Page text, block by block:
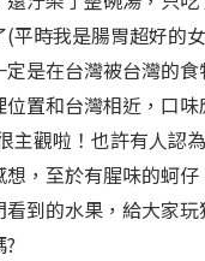
平時我是腸胃超好的
是在台灣被台灣的食
置和台灣相近，口
主觀啦！也許有人認
，至於有腥味的蚵
到的水果，給大家玩